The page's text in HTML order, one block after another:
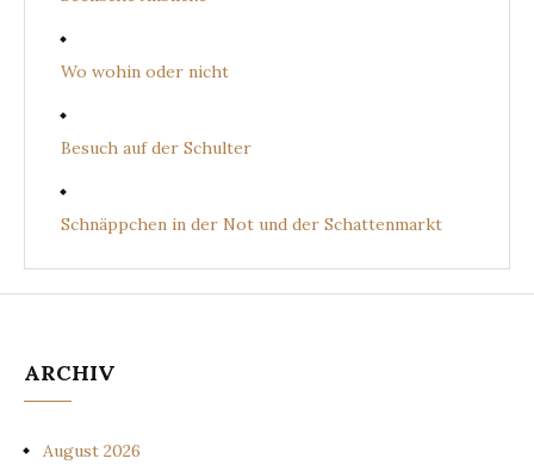
Wo wohin oder nicht
Besuch auf der Schulter
Schnäppchen in der Not und der Schattenmarkt
ARCHIV
August 2026